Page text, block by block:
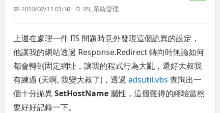
📅 2010/02/11 01:30 📁IIS 系統管理
上週在處理一件 IIS 問題時意外發現這個詭異的設定，
他讓我的網站透過 Response.Redirect 轉向時無論如何
都會轉到固定網址，讓我的程式行為大亂，還好大叔我
有練過 (天啊, 我變大叔了)，透過adsutil.vbs 查詢出一
個十分詭異SetHostName 屬性，這個難得的經驗當然
要好好記錄一下。